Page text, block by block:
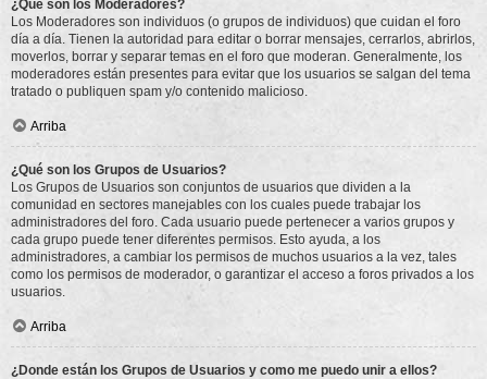
¿Qué son los Moderadores?
Los Moderadores son individuos (o grupos de individuos) que cuidan el foro
día a día. Tienen la autoridad para editar o borrar mensajes, cerrarlos, abrirlos,
moverlos, borrar y separar temas en el foro que moderan. Generalmente, los
moderadores están presentes para evitar que los usuarios se salgan del tema
tratado o publiquen spam y/o contenido malicioso.
Arriba
¿Qué son los Grupos de Usuarios?
Los Grupos de Usuarios son conjuntos de usuarios que dividen a la
comunidad en sectores manejables con los cuales puede trabajar los
administradores del foro. Cada usuario puede pertenecer a varios grupos y
cada grupo puede tener diferentes permisos. Esto ayuda, a los
administradores, a cambiar los permisos de muchos usuarios a la vez, tales
como los permisos de moderador, o garantizar el acceso a foros privados a los
usuarios.
Arriba
¿Donde están los Grupos de Usuarios y como me puedo unir a ellos?